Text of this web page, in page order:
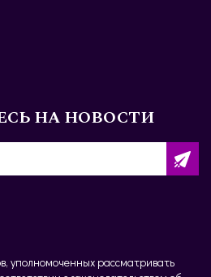
НА НОВОСТИ
уполномоченных рассматривать